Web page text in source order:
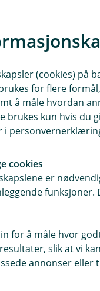
og ISO
ikke lenger
strukturert
fristen
(cookies) på
for flere
å måle hvordan
brukes kun hvis du
i
cookies
er
funksjoner.
for å måle hvor
slik at vi
annonser eller